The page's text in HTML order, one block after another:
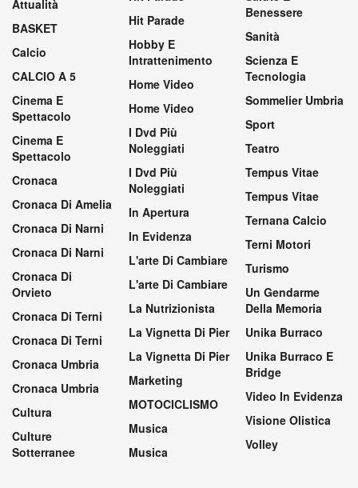
Attualità
BASKET
Calcio
CALCIO A 5
Cinema E
Spettacolo
Cinema E
Spettacolo
Cronaca
Cronaca Di Amelia
Cronaca Di Narni
Cronaca Di Narni
Cronaca Di
Orvieto
Cronaca Di Terni
Cronaca Di Terni
Cronaca Umbria
Cronaca Umbria
Cultura
Culture
Sotterranee
Hit Parade
Hobby E
Intrattenimento
Home Video
Home Video
I Dvd Più
Noleggiati
I Dvd Più
Noleggiati
In Apertura
In Evidenza
L'arte Di Cambiare
L'arte Di Cambiare
La Nutrizionista
La Vignetta Di Pier
La Vignetta Di Pier
Marketing
MOTOCICLISMO
Musica
Musica
Benessere
Sanità
Scienza E
Tecnologia
Sommelier Umbria
Sport
Teatro
Tempus Vitae
Tempus Vitae
Ternana Calcio
Terni Motori
Turismo
Un Gendarme
Della Memoria
Unika Burraco
Unika Burraco E
Bridge
Video In Evidenza
Visione Olistica
Volley